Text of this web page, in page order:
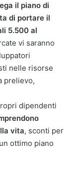
il piano di
di portare il
5.500 al
vi saranno
nelle risorse
prelievo,
dipendenti
vita, sconti per
ottimo piano